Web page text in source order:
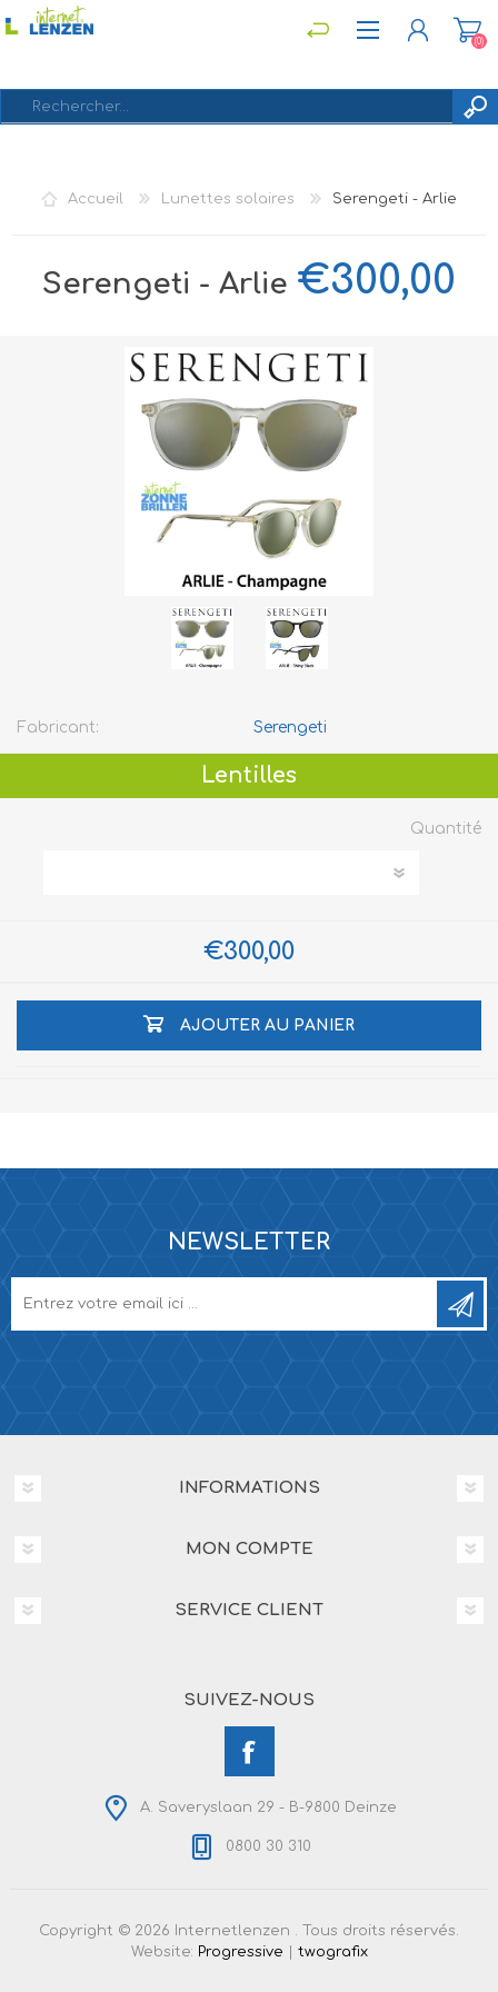
CONNEXION
(0)
Accueil Lunettes solaires Serengeti - Arlie
Serengeti - Arlie €300,00
Fabricant: Serengeti
Lentilles
Quantité
€300,00
AJOUTER AU PANIER
NEWSLETTER
INFORMATIONS
MON COMPTE
SERVICE CLIENT
SUIVEZ-NOUS
A. Saveryslaan 29 - B-9800 Deinze
0800 30 310
Copyright © 2026 Internetlenzen . Tous droits réservés.
Website: Progressive twografix